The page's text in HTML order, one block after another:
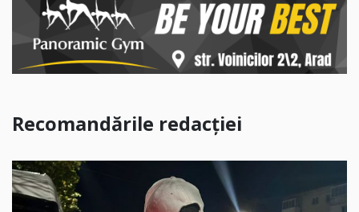
Recomandările redacției